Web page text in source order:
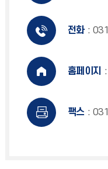
전화 :
홈페이지 :
팩스 :